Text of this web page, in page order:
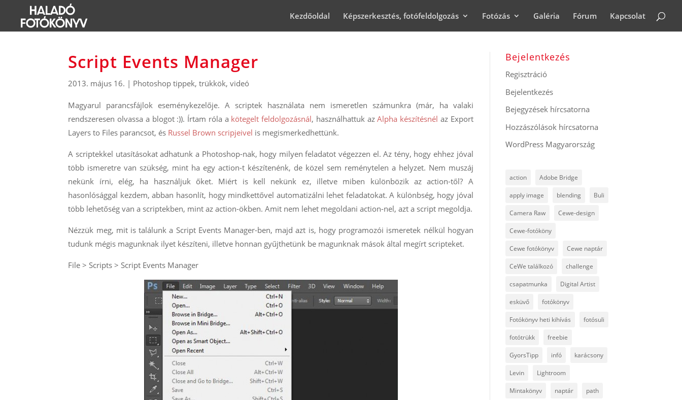
Kezdőoldal Képszerkesztés, fotófeldolgozás Fotózás Galéria Fórum Kapcsolat
Script Events Manager
2013. május 16. | Photoshop tippek, trükkök,videó
Magyarul parancsfájlok eseménykezelője. A scriptek használata nem ismeretlen számunkra (már, ha valaki
rendszeresen olvassa a blogot :)). Írtam róla a kötegelt feldolgozásnál, használhattuk azAlpha készítésnél az Export
Layers to Files parancsot, és Russel Brown scripjeivel is megismerkedhettünk.
A scriptekkel utasításokat adhatunk a Photoshop-nak, hogy milyen feladatot végezzen el. Az tény, hogy ehhez jóval
több ismeretre van szükség, mint ha egy action-t készítenénk, de közel sem reménytelen a helyzet. Nem muszáj
nekünk írni, elég, ha használjuk őket. Miért is kell nekünk ez, illetve miben különbözik az action-től? A
hasonlósággal kezdem, abban hasonlít, hogy mindkettővel automatizálni lehet feladatokat. A különbség, hogy jóval
több lehetőség van a scriptekben, mint az action-ökben. Amit nem lehet megoldani action-nel, azt a script megoldja.
Nézzük meg, mit is találunk a Script Events Manager-ben, majd azt is, hogy programozói ismeretek nélkül hogyan
tudunk mégis magunknak ilyet készíteni, illetve honnan gyűjthetünk be magunknak mások által megírt scripteket.
File > Scripts > Script Events Manager
Bejelentkezés
Regisztráció
Bejelentkezés
Bejegyzések hírcsatorna
Hozzászólások hírcsatorna
WordPress Magyarország
action Adobe Bridge
apply image blending Buli
Camera Raw Cewe-design
Cewe-fotóköny
Cewe fotókönyv Cewe naptár
CeWe találkozó challenge
csapatmunka Digital Artist
esküvő fotókönyv
Fotókönyv heti kihívás fotósuli
fotótrükk freebie
GyorsTipp infó karácsony
Levin Lightroom
Mintakönyv naptár path